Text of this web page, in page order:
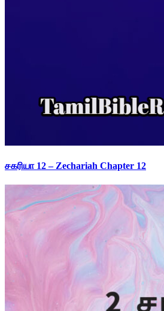
சகரியா 12 – Zechariah Chapter 12